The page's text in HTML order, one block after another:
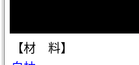
【材 料】